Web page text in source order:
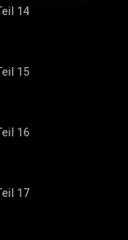
14
15
16
17